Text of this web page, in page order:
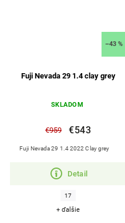
–43 %
Fuji Nevada 29 1.4 clay grey
SKLADOM
€959 €543
Detail
Fuji Nevada 29 1.4 2022 Clay grey
17
+ ďalšie